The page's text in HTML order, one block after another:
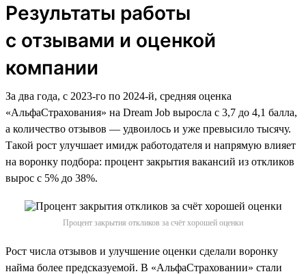
Результаты работы
с отзывами и оценкой
компании
За два года, с 2023-го по 2024-й, средняя оценка
«АльфаСтрахования» на Dream Job выросла с 3,7 до 4,1 балла,
а количество отзывов — удвоилось и уже превысило тысячу.
Такой рост улучшает имидж работодателя и напрямую влияет
на воронку подбора: процент закрытия вакансий из откликов
вырос с 5% до 38%.
Процент закрытия откликов за счёт хорошей оценки
Рост числа отзывов и улучшение оценки сделали воронку
найма более предсказуемой. В «АльфаСтраховании» стали